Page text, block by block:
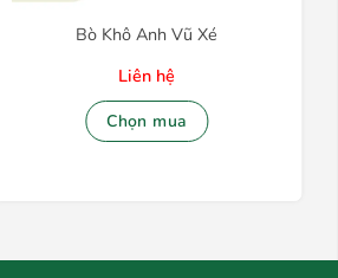
Bò Khô Anh Vũ Xé
Liên hệ
Chọn mua